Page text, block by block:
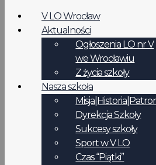
Szkoła
Aktualności
Z życia
Programy
V LO Wrocław
Aktualności
Ogłoszenia LO nr V
we Wrocławiu
Z życia szkoły
Nasza szkoła
Dyrekcja Szkoły
Sukcesy szkoły
Sport w V LO
Czas “Piątki”